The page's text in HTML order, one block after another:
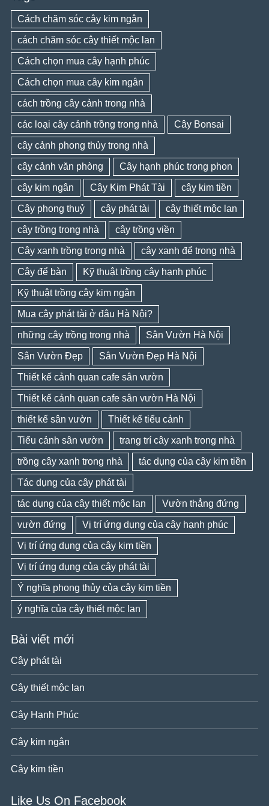
Cách chăm sóc cây kim ngân
cách chăm sóc cây thiết mộc lan
Cách chọn mua cây hạnh phúc
Cách chọn mua cây kim ngân
cách trồng cây cảnh trong nhà
các loại cây cảnh trồng trong nhà Cây Bonsai
cây cảnh phong thủy trong nhà
cây cảnh văn phòng Cây hạnh phúc trong phon
cây kim ngân Cây Kim Phát Tài cây kim tiền
Cây phong thuỷ cây phát tài cây thiết mộc lan
cây trồng trong nhà cây trồng viền
Cây xanh trồng trong nhà cây xanh để trong nhà
Cây để bàn Kỹ thuật trồng cây hạnh phúc
Kỹ thuật trồng cây kim ngân
Mua cây phát tài ở đâu Hà Nội?
những cây trồng trong nhà Sân Vườn Hà Nội
Sân Vườn Đẹp Sân Vườn Đẹp Hà Nội
Thiết kế cảnh quan cafe sân vườn
Thiết kế cảnh quan cafe sân vườn Hà Nội
thiết kế sân vườn Thiết kế tiểu cảnh
Tiểu cảnh sân vườn trang trí cây xanh trong nhà
trồng cây xanh trong nhà tác dụng của cây kim tiền
Tác dụng của cây phát tài
tác dụng của cây thiết mộc lan Vườn thẳng đứng
vườn đứng Vị trí ứng dụng của cây hạnh phúc
Vị trí ứng dụng của cây kim tiền
Vị trí ứng dụng của cây phát tài
Ý nghĩa phong thủy của cây kim tiền
ý nghĩa của cây thiết mộc lan
Bài viết mới
Cây phát tài
Cây thiết mộc lan
Cây Hạnh Phúc
Cây kim ngân
Cây kim tiền
Like Us On Facebook